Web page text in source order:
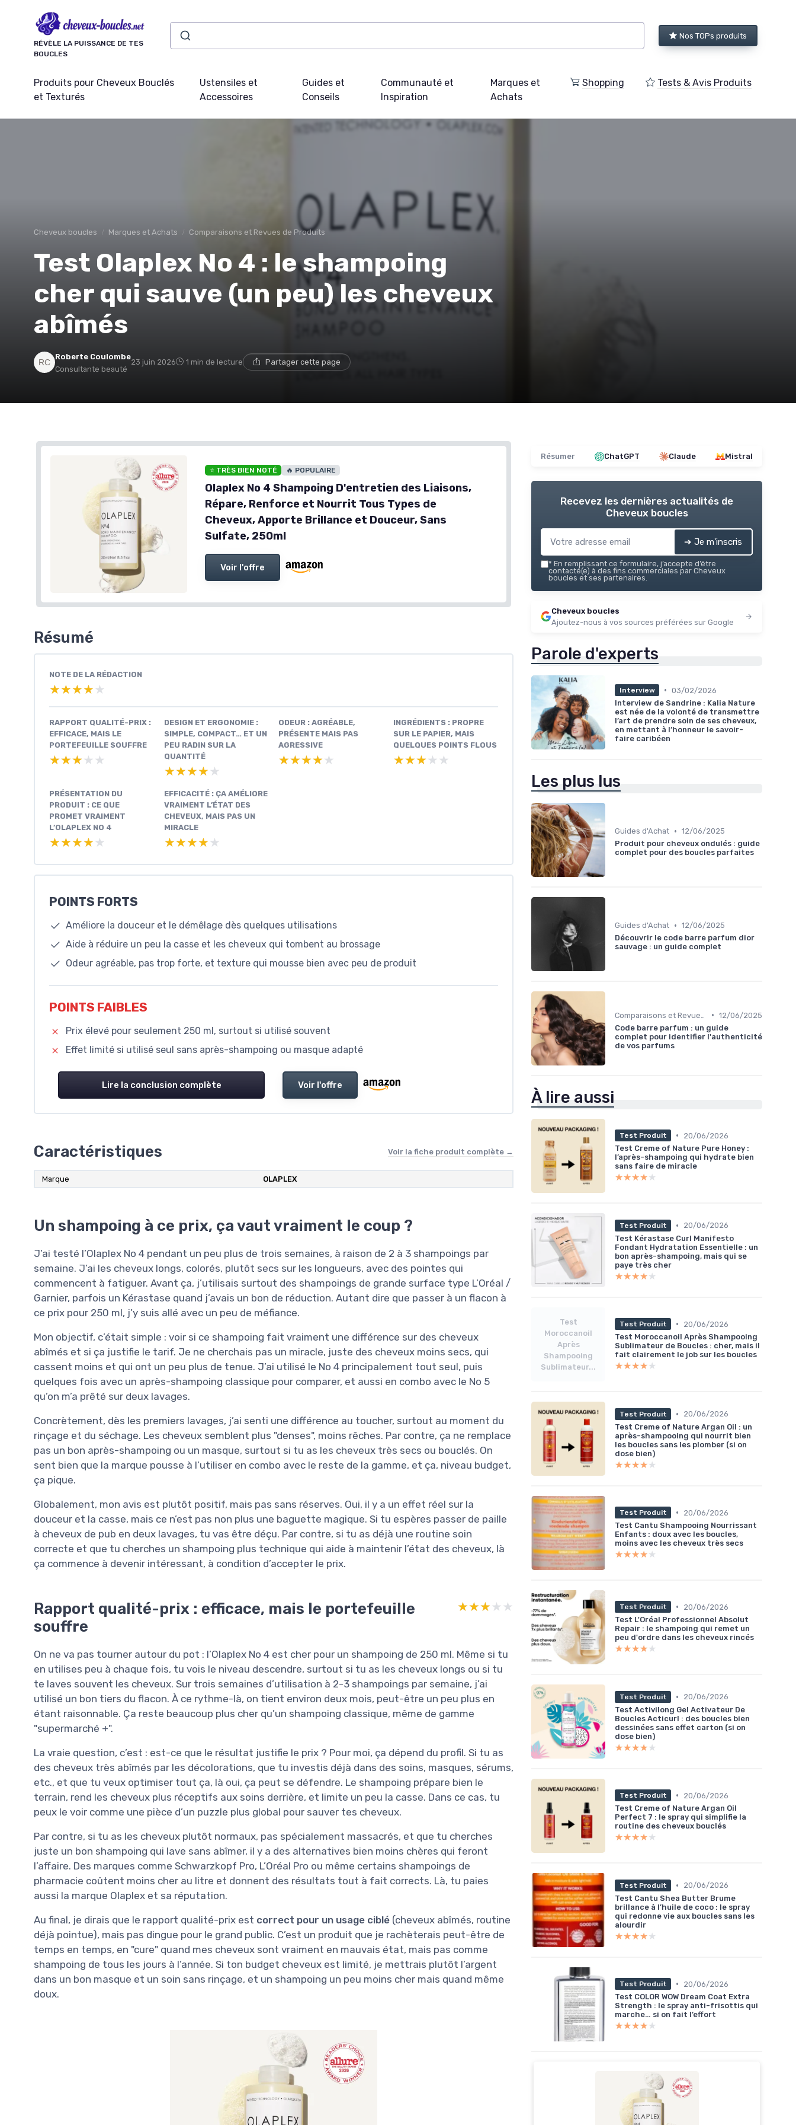
RÉVÈLE LA PUISSANCE DE TES
BOUCLES
Nos TOPs produits
Produits pour Cheveux Bouclés
et Texturés
Ustensiles et
Accessoires
Guides et
Conseils
Communauté et
Inspiration
Marques et
Achats
Shopping Tests & Avis Produits
Cheveux boucles Marques et Achats Comparaisons et Revues de Produits
Test Olaplex No 4 : le shampoing
cher qui sauve (un peu) les cheveux
abîmés
Roberte Coulombe
Consultante beauté
23 juin 2026 1 min de lecture Partager cette page
⭐ TRÈS BIEN NOTÉ 🔥 POPULAIRE
Olaplex No 4 Shampoing D'entretien des Liaisons,
Répare, Renforce et Nourrit Tous Types de
Cheveux, Apporte Brillance et Douceur, Sans
Sulfate, 250ml
Voir l'offre
Résumé
NOTE DE LA RÉDACTION
★★★★★
★★★★★
RAPPORT QUALITÉ-PRIX :
EFFICACE, MAIS LE
PORTEFEUILLE SOUFFRE
★★★★★
★★★★★
DESIGN ET ERGONOMIE :
SIMPLE, COMPACT… ET UN
PEU RADIN SUR LA
QUANTITÉ
★★★★★
★★★★★
ODEUR : AGRÉABLE,
PRÉSENTE MAIS PAS
AGRESSIVE
★★★★★
★★★★★
INGRÉDIENTS : PROPRE
SUR LE PAPIER, MAIS
QUELQUES POINTS FLOUS
★★★★★
★★★★★
PRÉSENTATION DU
PRODUIT : CE QUE
PROMET VRAIMENT
L’OLAPLEX NO 4
★★★★★
★★★★★
EFFICACITÉ : ÇA AMÉLIORE
VRAIMENT L’ÉTAT DES
CHEVEUX, MAIS PAS UN
MIRACLE
★★★★★
★★★★★
POINTS FORTS
Améliore la douceur et le démêlage dès quelques utilisations
Aide à réduire un peu la casse et les cheveux qui tombent au brossage
Odeur agréable, pas trop forte, et texture qui mousse bien avec peu de produit
POINTS FAIBLES
Prix élevé pour seulement 250 ml, surtout si utilisé souvent
Effet limité si utilisé seul sans après-shampoing ou masque adapté
Lire la conclusion complète Voir l'offre
Caractéristiques Voir la fiche produit complète →
Marque OLAPLEX
Un shampoing à ce prix, ça vaut vraiment le coup ?
J’ai testé l’Olaplex No 4 pendant un peu plus de trois semaines, à raison de 2 à 3 shampoings par
semaine. J’ai les cheveux longs, colorés, plutôt secs sur les longueurs, avec des pointes qui
commencent à fatiguer. Avant ça, j’utilisais surtout des shampoings de grande surface type L’Oréal /
Garnier, parfois un Kérastase quand j’avais un bon de réduction. Autant dire que passer à un flacon à
ce prix pour 250 ml, j’y suis allé avec un peu de méfiance.
Mon objectif, c’était simple : voir si ce shampoing fait vraiment une différence sur des cheveux
abîmés et si ça justifie le tarif. Je ne cherchais pas un miracle, juste des cheveux moins secs, qui
cassent moins et qui ont un peu plus de tenue. J’ai utilisé le No 4 principalement tout seul, puis
quelques fois avec un après-shampoing classique pour comparer, et aussi en combo avec le No 5
qu’on m’a prêté sur deux lavages.
Concrètement, dès les premiers lavages, j’ai senti une différence au toucher, surtout au moment du
rinçage et du séchage. Les cheveux semblent plus "denses", moins rêches. Par contre, ça ne remplace
pas un bon après-shampoing ou un masque, surtout si tu as les cheveux très secs ou bouclés. On
sent bien que la marque pousse à l’utiliser en combo avec le reste de la gamme, et ça, niveau budget,
ça pique.
Globalement, mon avis est plutôt positif, mais pas sans réserves. Oui, il y a un effet réel sur la
douceur et la casse, mais ce n’est pas non plus une baguette magique. Si tu espères passer de paille
à cheveux de pub en deux lavages, tu vas être déçu. Par contre, si tu as déjà une routine soin
correcte et que tu cherches un shampoing plus technique qui aide à maintenir l’état des cheveux, là
ça commence à devenir intéressant, à condition d’accepter le prix.
Rapport qualité-prix : efficace, mais le portefeuille
souffre
★★★★★
★★★★★
On ne va pas tourner autour du pot : l’Olaplex No 4 est cher pour un shampoing de 250 ml. Même si tu
en utilises peu à chaque fois, tu vois le niveau descendre, surtout si tu as les cheveux longs ou si tu
te laves souvent les cheveux. Sur trois semaines d’utilisation à 2-3 shampoings par semaine, j’ai
utilisé un bon tiers du flacon. À ce rythme-là, on tient environ deux mois, peut-être un peu plus en
étant raisonnable. Ça reste beaucoup plus cher qu’un shampoing classique, même de gamme
"supermarché +".
La vraie question, c’est : est-ce que le résultat justifie le prix ? Pour moi, ça dépend du profil. Si tu as
des cheveux très abîmés par les décolorations, que tu investis déjà dans des soins, masques, sérums,
etc., et que tu veux optimiser tout ça, là oui, ça peut se défendre. Le shampoing prépare bien le
terrain, rend les cheveux plus réceptifs aux soins derrière, et limite un peu la casse. Dans ce cas, tu
peux le voir comme une pièce d’un puzzle plus global pour sauver tes cheveux.
Par contre, si tu as les cheveux plutôt normaux, pas spécialement massacrés, et que tu cherches
juste un bon shampoing qui lave sans abîmer, il y a des alternatives bien moins chères qui feront
l’affaire. Des marques comme Schwarzkopf Pro, L’Oréal Pro ou même certains shampoings de
pharmacie coûtent moins cher au litre et donnent des résultats tout à fait corrects. Là, tu paies
aussi la marque Olaplex et sa réputation.
Au final, je dirais que le rapport qualité-prix est correct pour un usage ciblé (cheveux abîmés, routine
déjà pointue), mais pas dingue pour le grand public. C’est un produit que je rachèterais peut-être de
temps en temps, en "cure" quand mes cheveux sont vraiment en mauvais état, mais pas comme
shampoing de tous les jours à l’année. Si ton budget cheveux est limité, je mettrais plutôt l’argent
dans un bon masque et un soin sans rinçage, et un shampoing un peu moins cher mais quand même
doux.
Résumer ChatGPT Claude Mistral
Recevez les dernières actualités de
Cheveux boucles
➔ Je m'inscris
* En remplissant ce formulaire, j’accepte d’être
contacté(e) à des fins commerciales par Cheveux
boucles et ses partenaires.
Cheveux boucles
Ajoutez-nous à vos sources préférées sur Google
Parole d'experts
Interview • 03/02/2026
Interview de Sandrine : Kalia Nature
est née de la volonté de transmettre
l’art de prendre soin de ses cheveux,
en mettant à l’honneur le savoir-
faire caribéen
Les plus lus
Guides d'Achat • 12/06/2025
Produit pour cheveux ondulés : guide
complet pour des boucles parfaites
Guides d'Achat • 12/06/2025
Découvrir le code barre parfum dior
sauvage : un guide complet
• 12/06/2025
Code barre parfum : un guide
complet pour identifier l'authenticité
de vos parfums
À lire aussi
Test Produit •
20/06/2026
Test Creme of Nature Pure Honey :
l’après-shampoing qui hydrate bien
sans faire de miracle
★★★★★
★★★★★
Test Produit •
20/06/2026
Test Kérastase Curl Manifesto
Fondant Hydratation Essentielle : un
bon après-shampoing, mais qui se
paye très cher
★★★★★
★★★★★
Test
Moroccanoil
Après
Shampooing
Sublimateur...
Test Produit •
20/06/2026
Test Moroccanoil Après Shampooing
Sublimateur de Boucles : cher, mais il
fait clairement le job sur les boucles
★★★★★
★★★★★
Test Produit •
20/06/2026
Test Creme of Nature Argan Oil : un
après-shampooing qui nourrit bien
les boucles sans les plomber (si on
dose bien)
★★★★★
★★★★★
Test Produit •
20/06/2026
Test Cantu Shampooing Nourrissant
Enfants : doux avec les boucles,
moins avec les cheveux très secs
★★★★★
★★★★★
Test Produit •
20/06/2026
Test L'Oréal Professionnel Absolut
Repair : le shampoing qui remet un
peu d'ordre dans les cheveux rincés
★★★★★
★★★★★
Test Produit •
20/06/2026
Test Activilong Gel Activateur De
Boucles Acticurl : des boucles bien
dessinées sans effet carton (si on
dose bien)
★★★★★
★★★★★
Test Produit •
20/06/2026
Test Creme of Nature Argan Oil
Perfect 7 : le spray qui simplifie la
routine des cheveux bouclés
★★★★★
★★★★★
Test Produit •
20/06/2026
Test Cantu Shea Butter Brume
brillance à l’huile de coco : le spray
qui redonne vie aux boucles sans les
alourdir
★★★★★
★★★★★
Test Produit •
20/06/2026
Test COLOR WOW Dream Coat Extra
Strength : le spray anti-frisottis qui
marche… si on fait l’effort
★★★★★
★★★★★